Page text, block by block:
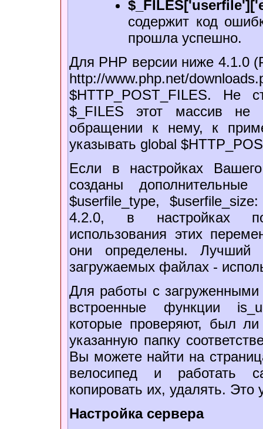
содержит код
прошла успешно.
Для PHP версии ниже 4.1.0
http://www.php.net/
$HTTP_POST_FILES. Не
$_FILES этот массив не
обращении к нему, к
указывать global
Если в настройках
созданы
$userfile_type,
4.2.0, в настройках по
использования этих
они определены. Лучший
загружаемых файлах -
Для работы с
встроенные функции
которые проверяют, был
указанную папку
Вы можете найти на
велосипед и работать
копировать их, удалять.
Настройка сервера